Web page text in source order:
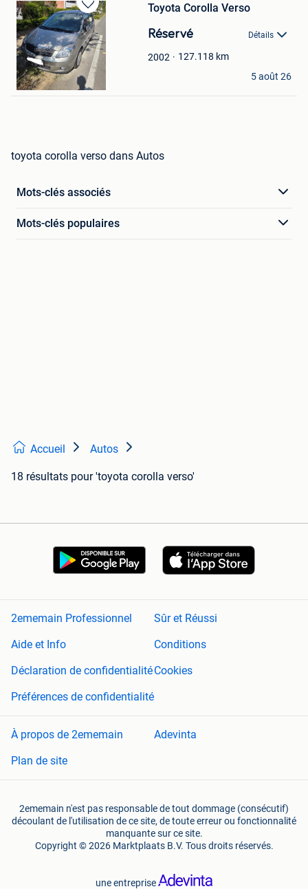
Sauvegarder
dans
Mes
Favoris
Toyota Corolla Verso
Réservé Détails
2002 127.118 km
Mike
Putte
5 août 26
toyota corolla verso dans Autos
Mots-clés associés
Mots-clés populaires
Accueil Autos
18 résultats pour 'toyota corolla verso'
2ememain Professionnel
Sûr et Réussi
Aide et Info
Conditions
Déclaration de confidentialitéCookies
Préférences de confidentialité
À propos de 2ememain
Adevinta
Plan de site
2ememain n'est pas responsable de tout dommage (consécutif)
découlant de l'utilisation de ce site, de toute erreur ou fonctionnalité
manquante sur ce site.
Copyright © 2026 Marktplaats B.V. Tous droits réservés.
une entreprise